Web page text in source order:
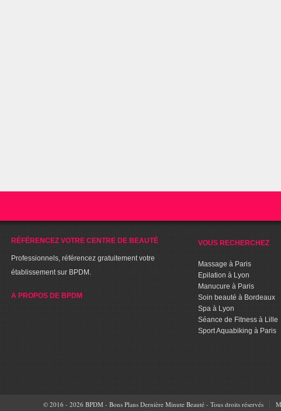
RÉFÉRENCEZ VOTRE CENTRE DE BEAUTÉ
Professionnels, référencez gratuitement votre
établissement sur BPDM.
A PROPOS DE BPDM
VOUS RECHERCHEZ
Massage à Paris
Epilation à Lyon
Manucure à Paris
Soin beauté à Bordeaux
Spa à Lyon
Séance de Fitness à Lille
Sport Aquabiking à Paris
© 2016 - 2026 BPDM - Bons Plans Dernière Minute Beauté - Tous droits réservés